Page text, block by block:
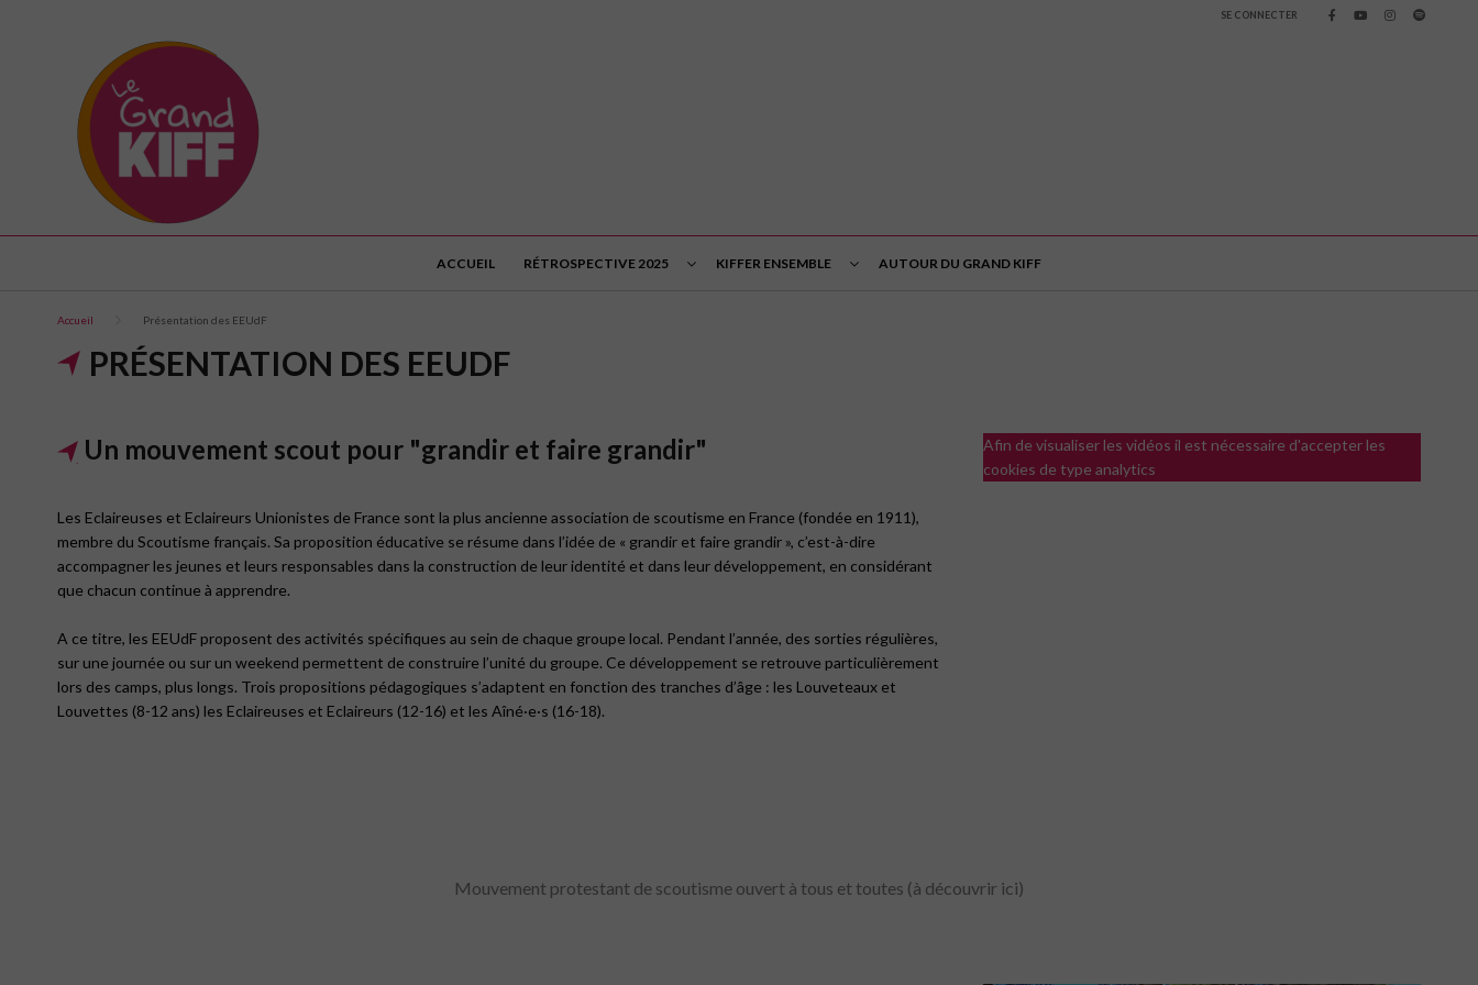
SE CONNECTER
ACCUEIL RÉTROSPECTIVE 2025 KIFFER ENSEMBLE AUTOUR DU GRAND KIFF
Accueil Présentation des EEUdF
PRÉSENTATION DES EEUDF
Afin de visualiser les vidéos il est nécessaire d'accepter les
cookies de type analytics
Un mouvement scout pour "grandir et faire grandir"
Les Eclaireuses et Eclaireurs Unionistes de France sont la plus ancienne association de scoutisme en France (fondée en 1911),
membre du Scoutisme français. Sa proposition éducative se résume dans l’idée de « grandir et faire grandir », c’est-à-dire
accompagner les jeunes et leurs responsables dans la construction de leur identité et dans leur développement, en considérant
que chacun continue à apprendre.
A ce titre, les EEUdF proposent des activités spécifiques au sein de chaque groupe local. Pendant l’année, des sorties régulières,
sur une journée ou sur un weekend permettent de construire l’unité du groupe. Ce développement se retrouve particulièrement
lors des camps, plus longs. Trois propositions pédagogiques s’adaptent en fonction des tranches d’âge : les Louveteaux et
Louvettes (8-12 ans) les Eclaireuses et Eclaireurs (12-16) et les Aîné·e·s (16-18).
Mouvement protestant de scoutisme ouvert à tous et toutes (à découvrir ici)